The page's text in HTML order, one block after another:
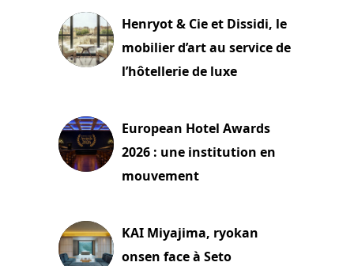
Henryot & Cie et Dissidi, le
mobilier d’art au service de
l’hôtellerie de luxe
European Hotel Awards
2026 : une institution en
mouvement
KAI Miyajima, ryokan
onsen face à Seto